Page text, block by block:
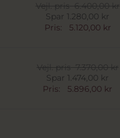
Vejl. pris6.400,00 kr
Spar 1.280,00 kr
Pris:
5.120,00 kr
Vejl. pris7.370,00 kr
Spar 1.474,00 kr
Pris:
5.896,00 kr